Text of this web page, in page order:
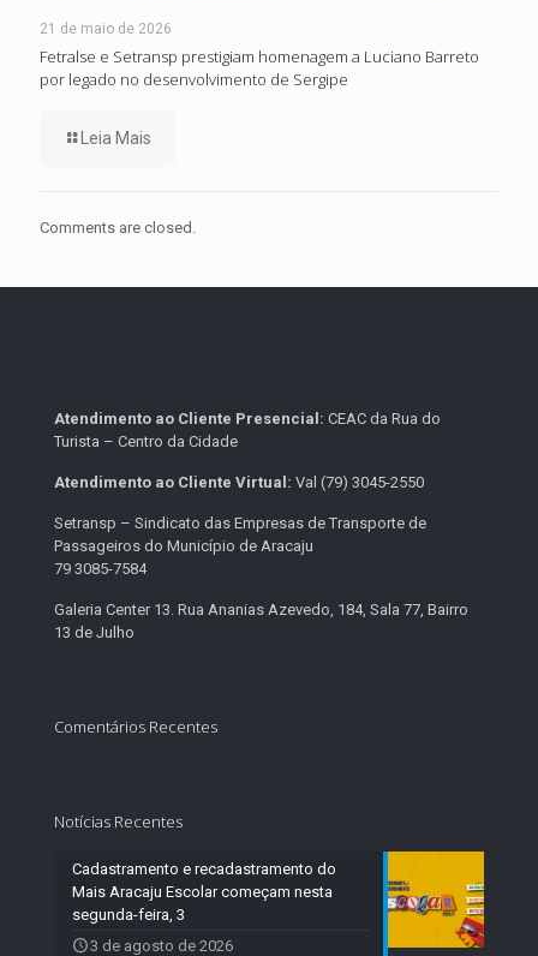
21 de maio de 2026
Fetralse e Setransp prestigiam homenagem a Luciano Barreto
por legado no desenvolvimento de Sergipe
Leia Mais
Comments are closed.
Atendimento ao Cliente Presencial: CEAC da Rua do
Turista – Centro da Cidade
Atendimento ao Cliente Virtual: Val (79) 3045-2550
Setransp – Sindicato das Empresas de Transporte de
Passageiros do Município de Aracaju
79 3085-7584
Galeria Center 13. Rua Ananias Azevedo, 184, Sala 77, Bairro
13 de Julho
Comentários Recentes
Notícias Recentes
Cadastramento e recadastramento do
Mais Aracaju Escolar começam nesta
segunda-feira, 3
3 de agosto de 2026